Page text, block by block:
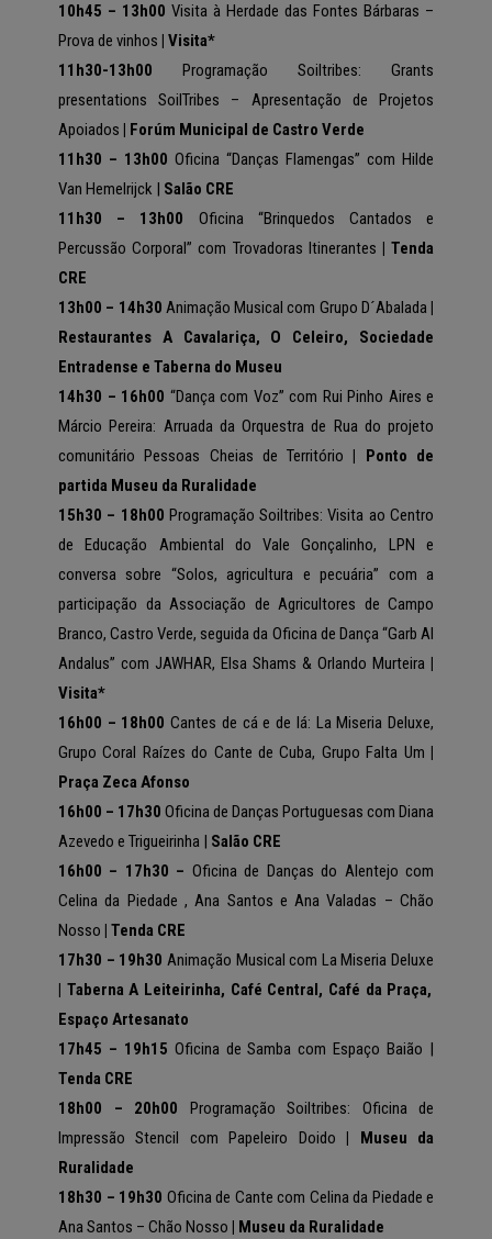
10h45 – 13h00 Visita à Herdade das Fontes Bárbaras –
Prova de vinhos | Visita*
11h30-13h00 Programação Soiltribes: Grants
presentations SoilTribes – Apresentação de Projetos
Apoiados | Forúm Municipal de Castro Verde
11h30 – 13h00 Oficina “Danças Flamengas” com Hilde
Van Hemelrijck | Salão CRE
11h30 – 13h00 Oficina “Brinquedos Cantados e
Percussão Corporal” com Trovadoras Itinerantes | Tenda
CRE
13h00 – 14h30 Animação Musical com Grupo D´Abalada |
Restaurantes A Cavalariça, O Celeiro, Sociedade
Entradense e Taberna do Museu
14h30 – 16h00 “Dança com Voz” com Rui Pinho Aires e
Márcio Pereira: Arruada da Orquestra de Rua do projeto
comunitário Pessoas Cheias de Território | Ponto de
partida Museu da Ruralidade
15h30 – 18h00 Programação Soiltribes: Visita ao Centro
de Educação Ambiental do Vale Gonçalinho, LPN e
conversa sobre “Solos, agricultura e pecuária” com a
participação da Associação de Agricultores de Campo
Branco, Castro Verde, seguida da Oficina de Dança “Garb Al
Andalus” com JAWHAR, Elsa Shams & Orlando Murteira |
Visita*
16h00 – 18h00Cantes de cá e de lá: La Miseria Deluxe,
Grupo Coral Raízes do Cante de Cuba, Grupo Falta Um |
Praça Zeca Afonso
16h00 – 17h30 Oficina de Danças Portuguesas com Diana
Azevedo e Trigueirinha | Salão CRE
16h00 – 17h30 – Oficina de Danças do Alentejo com
Celina da Piedade , Ana Santos e Ana Valadas – Chão
Nosso | Tenda CRE
17h30 – 19h30 Animação Musical com La Miseria Deluxe
| Taberna A Leiteirinha, Café Central, Café da Praça,
Espaço Artesanato
17h45 – 19h15 Oficina de Samba com Espaço Baião |
Tenda CRE
18h00 – 20h00 Programação Soiltribes: Oficina de
Impressão Stencil com Papeleiro Doido | Museu da
Ruralidade
18h30 – 19h30 Oficina de Cante com Celina da Piedade e
Ana Santos – Chão Nosso | Museu da Ruralidade